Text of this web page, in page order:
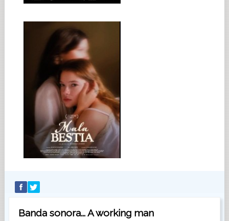
Banda sonora... A working man